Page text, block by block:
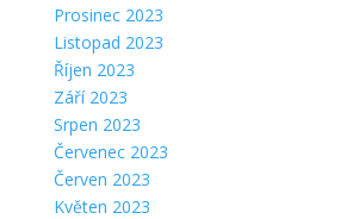
Prosinec 2023
Listopad 2023
Říjen 2023
Září 2023
Srpen 2023
Červenec 2023
Červen 2023
Květen 2023